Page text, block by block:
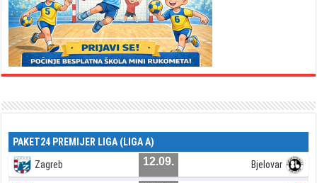
PAKET24 PREMIJER LIGA (LIGA A)
Zagreb 12.09. Bjelovar